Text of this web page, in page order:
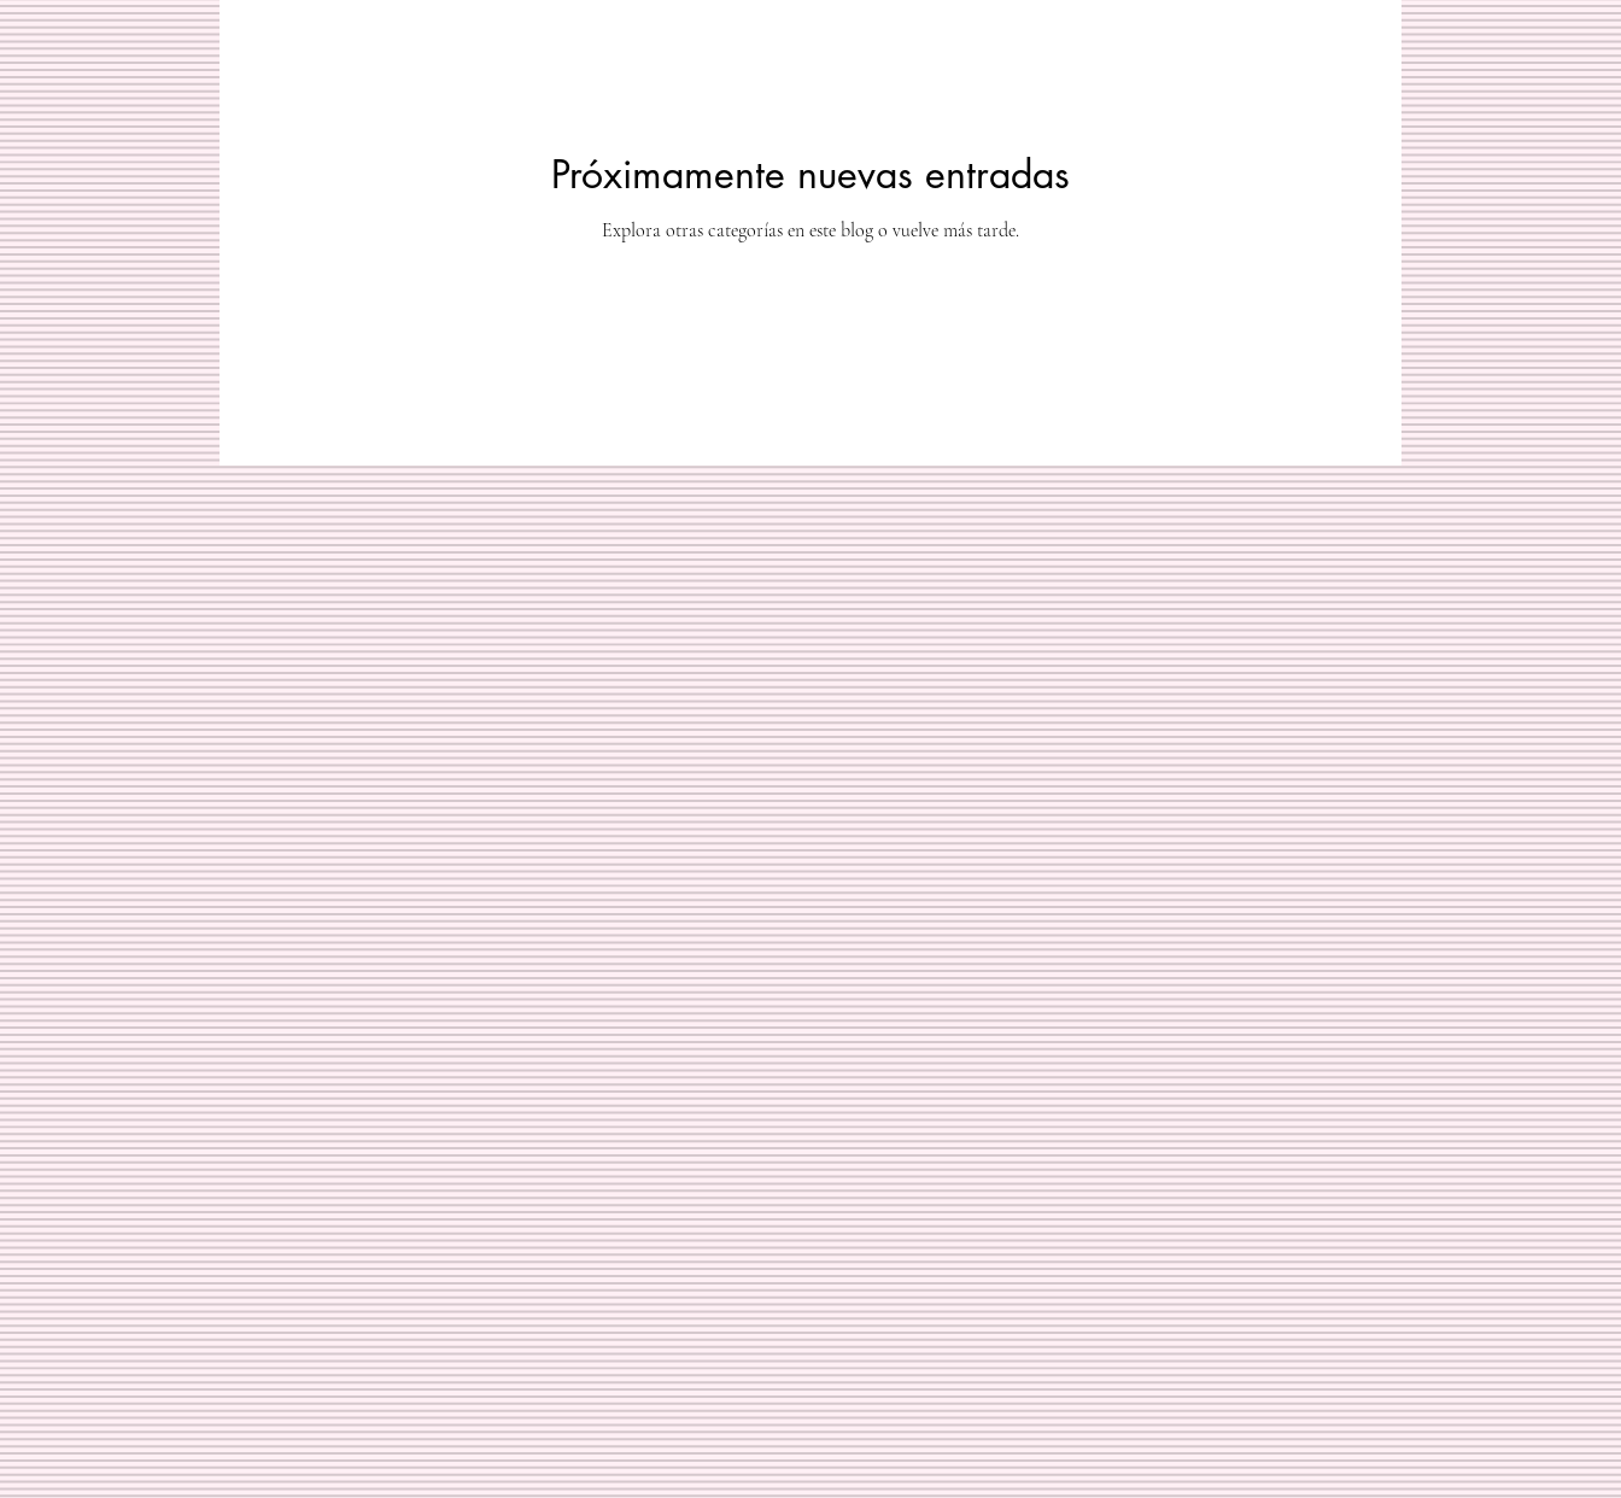
Próximamente nuevas entradas
Explora otras categorías en este blog o vuelve más tarde.